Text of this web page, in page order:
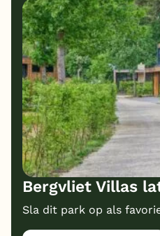
Bergvliet Villas
Sla dit park op als